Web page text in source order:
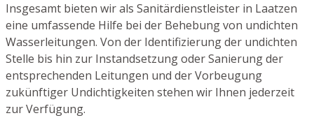
Insgesamt bieten wir als Sanitärdienstleister in Laatzen
eine umfassende Hilfe bei der Behebung von undichten
Wasserleitungen. Von der Identifizierung der undichten
Stelle bis hin zur Instandsetzung oder Sanierung der
entsprechenden Leitungen und der Vorbeugung
zukünftiger Undichtigkeiten stehen wir Ihnen jederzeit
zur Verfügung.